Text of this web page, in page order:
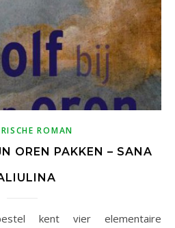
ROMAN
OREN PAKKEN – SANA